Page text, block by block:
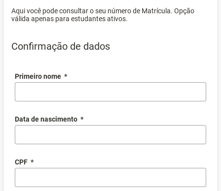
Aqui você pode consultar o seu número de Matrícula. Opção
válida apenas para estudantes ativos.
Confirmação de dados
Primeiro nome *
Data de nascimento *
CPF *